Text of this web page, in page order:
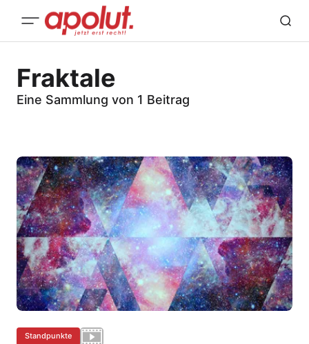
Fraktale
Eine Sammlung von 1 Beitrag
Standpunkte